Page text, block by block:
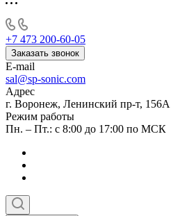
+7 473 200-60-05
Заказать звонок
E-mail
sal@sp-sonic.com
Адрес
г. Воронеж, Ленинский пр-т, 156А
Режим работы
Пн. – Пт.: с 8:00 до 17:00 по МСК